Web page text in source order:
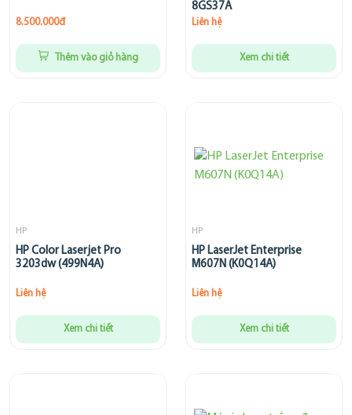
8.500.000đ
Thêm vào giỏ hàng
8GS37A
Liên hệ
Xem chi tiết
HP
HP Color Laserjet Pro
3203dw (499N4A)
Liên hệ
Xem chi tiết
HP
HP LaserJet Enterprise
M607N (K0Q14A)
Liên hệ
Xem chi tiết